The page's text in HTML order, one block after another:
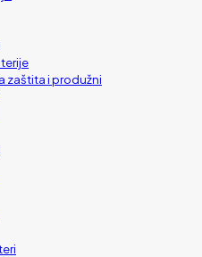
zaštita i produžni